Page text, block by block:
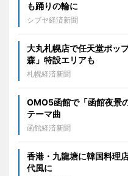
も踊りの輪に
シブヤ経済新聞
大丸札幌店で任天堂ポッ
森」特設エリアも
札幌経済新聞
OMO5函館で「函館夜景
テーマ曲
函館経済新聞
香港・九龍塘に韓国料
代風に